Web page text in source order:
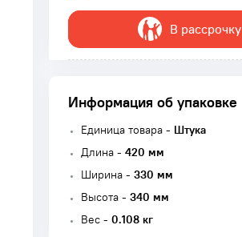
В рассрочку
Информация об упаковке
Единица товара - Штука
Длина - 420 мм
Ширина - 330 мм
Высота - 340 мм
Вес - 0.108 кг